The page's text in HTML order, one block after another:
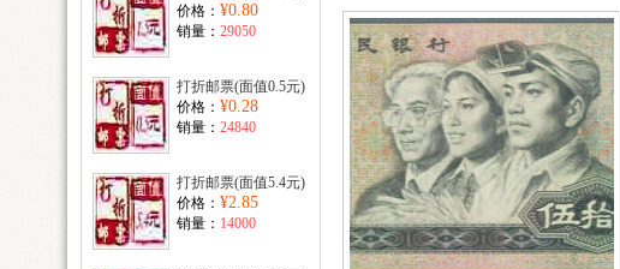
价格： ¥0.80
销量： 29050
打折邮票(面值0.5元)
价格： ¥0.28
销量： 24840
打折邮票(面值5.4元)
价格： ¥2.85
销量： 14000